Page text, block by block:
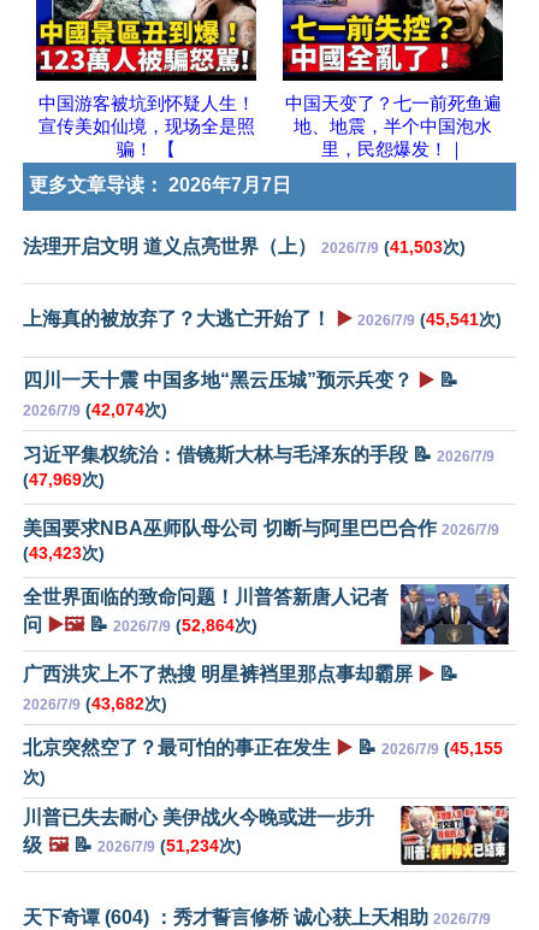
中国游客被坑到怀疑人生！
宣传美如仙境，现场全是照
骗！ 【
中国天变了？七一前死鱼遍
地、地震，半个中国泡水
里，民怨爆发！｜
更多文章导读： 2026年7月7日
法理开启文明 道义点亮世界（上） 2026/7/9 (41,503次)
上海真的被放弃了？大逃亡开始了！ ▶️ 2026/7/9 (45,541次)
四川一天十震 中国多地“黑云压城”预示兵变？ ▶️ 📝
2026/7/9 (42,074次)
习近平集权统治：借镜斯大林与毛泽东的手段 📝 2026/7/9
(47,969次)
美国要求NBA巫师队母公司 切断与阿里巴巴合作 2026/7/9
(43,423次)
全世界面临的致命问题！川普答新唐人记者
问 ▶️🖼️📝 2026/7/9 (52,864次)
广西洪灾上不了热搜 明星裤裆里那点事却霸屏 ▶️ 📝
2026/7/9 (43,682次)
北京突然空了？最可怕的事正在发生 ▶️ 📝 2026/7/9 (45,155
次)
川普已失去耐心 美伊战火今晚或进一步升
级 🖼️📝 2026/7/9 (51,234次)
天下奇谭 (604) ：秀才誓言修桥 诚心获上天相助 2026/7/9